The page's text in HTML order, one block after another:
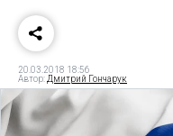
20.03.2018 18:56
Автор: Дмитрий Гончарук